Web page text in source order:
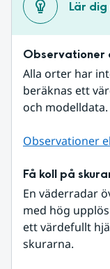
Lär dig
Observationer
Alla orter har
beräknas ett
och modelldata.
Observationer
Få koll på
En väderradar
med hög
ett värdefullt
skurarna.